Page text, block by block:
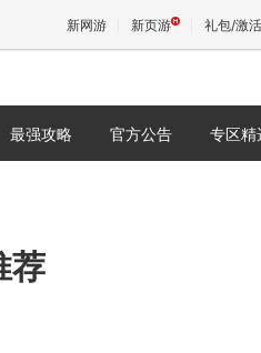
新网游 新页游 礼包/激
最强攻略 官方公告 专区精
荐